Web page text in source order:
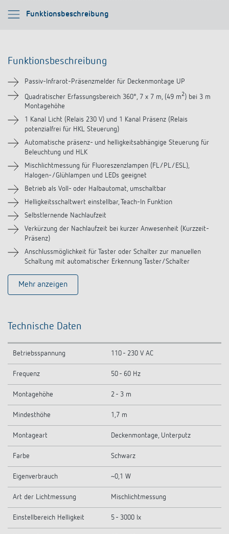
Funktionsbeschreibung
Bitte auswählen
Technische Informationen
Downloads
Zubehör
Ähnliche Produkte
Funktionsbeschreibung
Passiv-Infrarot-Präsenzmelder für Deckenmontage UP
Quadratischer Erfassungsbereich 360°, 7 x 7 m, (49 m2) bei 3 m
Montagehöhe
1 Kanal Licht (Relais 230 V) und 1 Kanal Präsenz (Relais
potenzialfrei für HKL Steuerung)
Automatische präsenz- und helligkeitsabhängige Steuerung für
Beleuchtung und HLK
Mischlichtmessung für Fluoreszenzlampen (FL/PL/ESL),
Halogen-/Glühlampen und LEDs geeignet
Betrieb als Voll- oder Halbautomat, umschaltbar
Helligkeitsschaltwert einstellbar, Teach-In Funktion
Selbstlernende Nachlaufzeit
Verkürzung der Nachlaufzeit bei kurzer Anwesenheit (Kurzzeit-
Präsenz)
Anschlussmöglichkeit für Taster oder Schalter zur manuellen
Schaltung mit automatischer Erkennung Taster/Schalter
Mehr anzeigen
Technische Daten
Betriebsspannung 110 - 230 V AC
Frequenz 50 - 60 Hz
Montagehöhe 2 - 3 m
Mindesthöhe 1,7 m
Montageart Deckenmontage, Unterputz
Farbe Schwarz
Eigenverbrauch ~0,1 W
Art der Lichtmessung Mischlichtmessung
Einstellbereich Helligkeit 5 - 3000 lx